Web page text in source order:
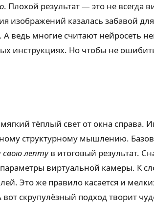
. Плохой результат — это не всегда
казалась забавой
А ведь многие считают
инструкциях. Но чтобы не
тёплый свет от окна
структурному мышлению.
свою лептув итоговый результат.
виртуальной камеры. К
Это же правило касается и
скрупулёзный подход творит